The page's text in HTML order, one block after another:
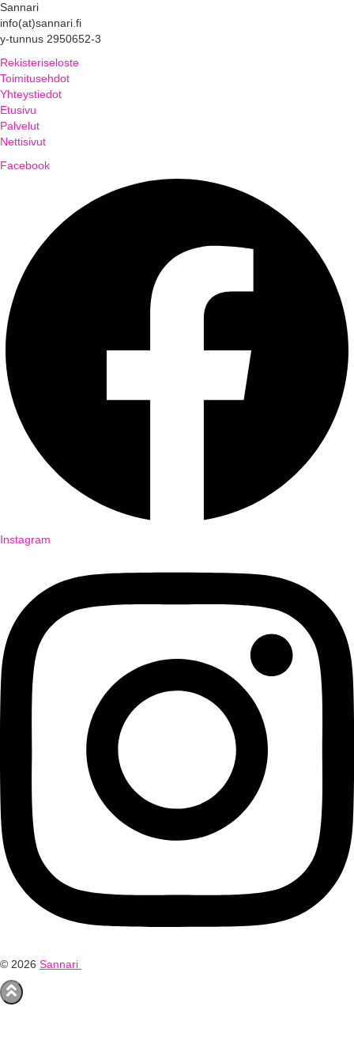
Sannari
info(at)sannari.fi
y-tunnus 2950652-3
Rekisteriseloste
Toimitusehdot
Yhteystiedot
Etusivu
Palvelut
Nettisivut
Facebook
Instagram
© 2026 Sannari